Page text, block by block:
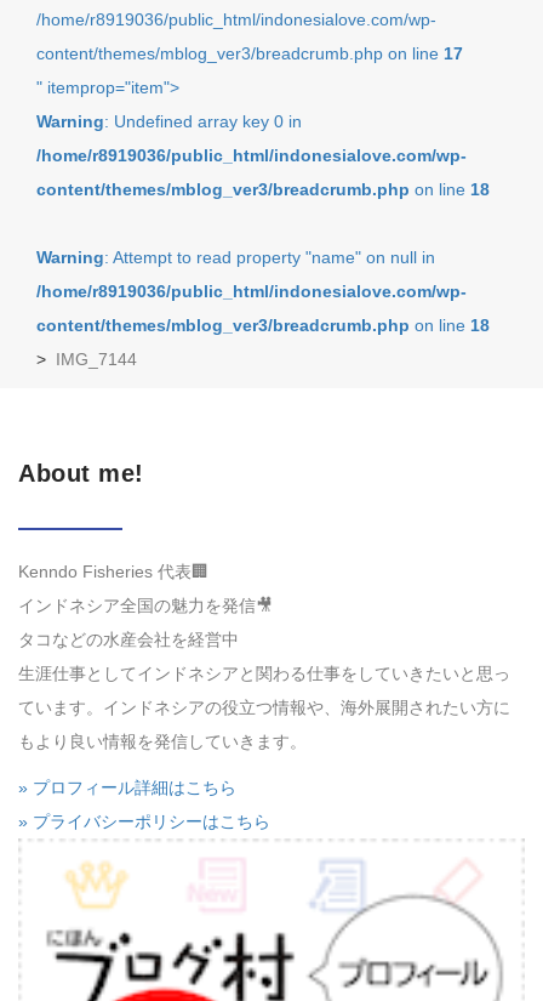
/home/r8919036/public_html/indonesialove.com/wp-
content/themes/mblog_ver3/breadcrumb.php on line 17
" itemprop="item">
Warning: Undefined array key 0 in
/home/r8919036/public_html/indonesialove.com/wp-
content/themes/mblog_ver3/breadcrumb.php on line 18
Warning: Attempt to read property "name" on null in
/home/r8919036/public_html/indonesialove.com/wp-
content/themes/mblog_ver3/breadcrumb.php on line 18
> IMG_7144
About me!
Kenndo Fisheries 代表🏢
インドネシア全国の魅力を発信🎥
タコなどの水産会社を経営中
生涯仕事としてインドネシアと関わる仕事をしていきたいと思っ
ています。インドネシアの役立つ情報や、海外展開されたい方に
もより良い情報を発信していきます。
» プロフィール詳細はこちら
» プライバシーポリシーはこちら